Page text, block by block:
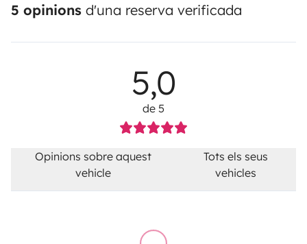
5 opinions d'una reserva verificada
5,0
de 5
Opinions sobre aquest
vehicle
Tots els seus
vehicles